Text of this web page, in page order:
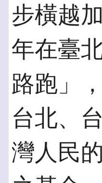
步橫越
年在臺
路跑」
台北、
灣人民